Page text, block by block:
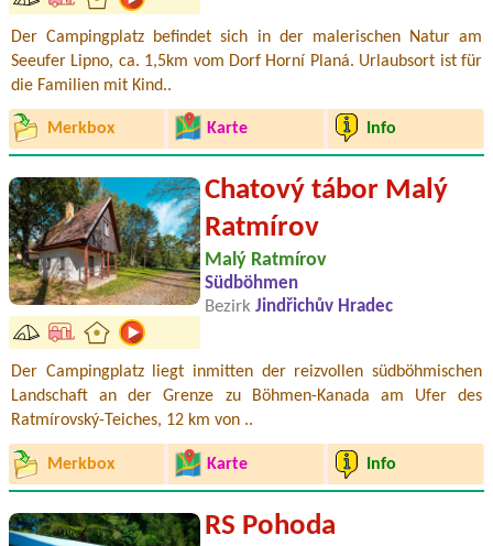
Der Campingplatz befindet sich in der malerischen Natur am
Seeufer Lipno, ca. 1,5km vom Dorf Horní Planá. Urlaubsort ist für
die Familien mit Kind..
Merkbox Karte Info
Chatový tábor Malý
Ratmírov
Malý Ratmírov
Südböhmen
Bezirk Jindřichův Hradec
Der Campingplatz liegt inmitten der reizvollen südböhmischen
Landschaft an der Grenze zu Böhmen-Kanada am Ufer des
Ratmírovský-Teiches, 12 km von ..
Merkbox Karte Info
RS Pohoda